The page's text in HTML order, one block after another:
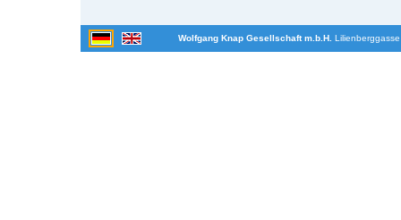
Wolfgang Knap Gesellschaft m.b.H.